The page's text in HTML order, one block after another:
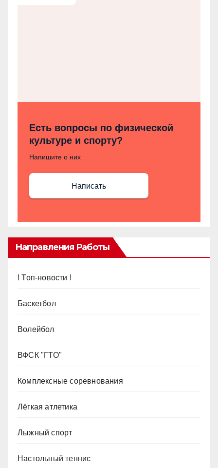
Есть вопросы по физической
культуре и спорту?
Напишите о них
Написать
Направления Работы
! Топ-новости !
Баскетбол
Волейбол
ВФСК "ГТО"
Комплексные соревнования
Лёгкая атлетика
Лыжный спорт
Настольный теннис